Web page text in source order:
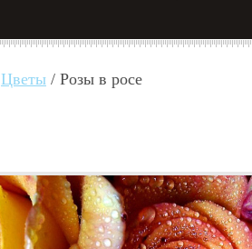
Цветы / Розы в росе